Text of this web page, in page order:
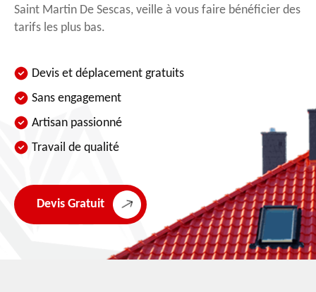
Saint Martin De Sescas, veille à vous faire bénéficier des
tarifs les plus bas.
Devis et déplacement gratuits
Sans engagement
Artisan passionné
Travail de qualité
Devis Gratuit